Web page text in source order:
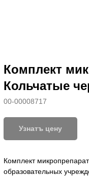
Комплект
Кольчатые
00-00008717
Узнатъ цену
Комплект
образовательных